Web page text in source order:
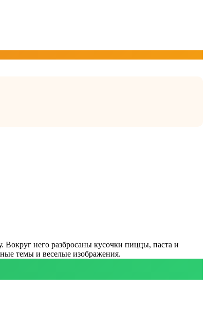
Вокруг него разбросаны кусочки пиццы, паста и
темы и веселые изображения.